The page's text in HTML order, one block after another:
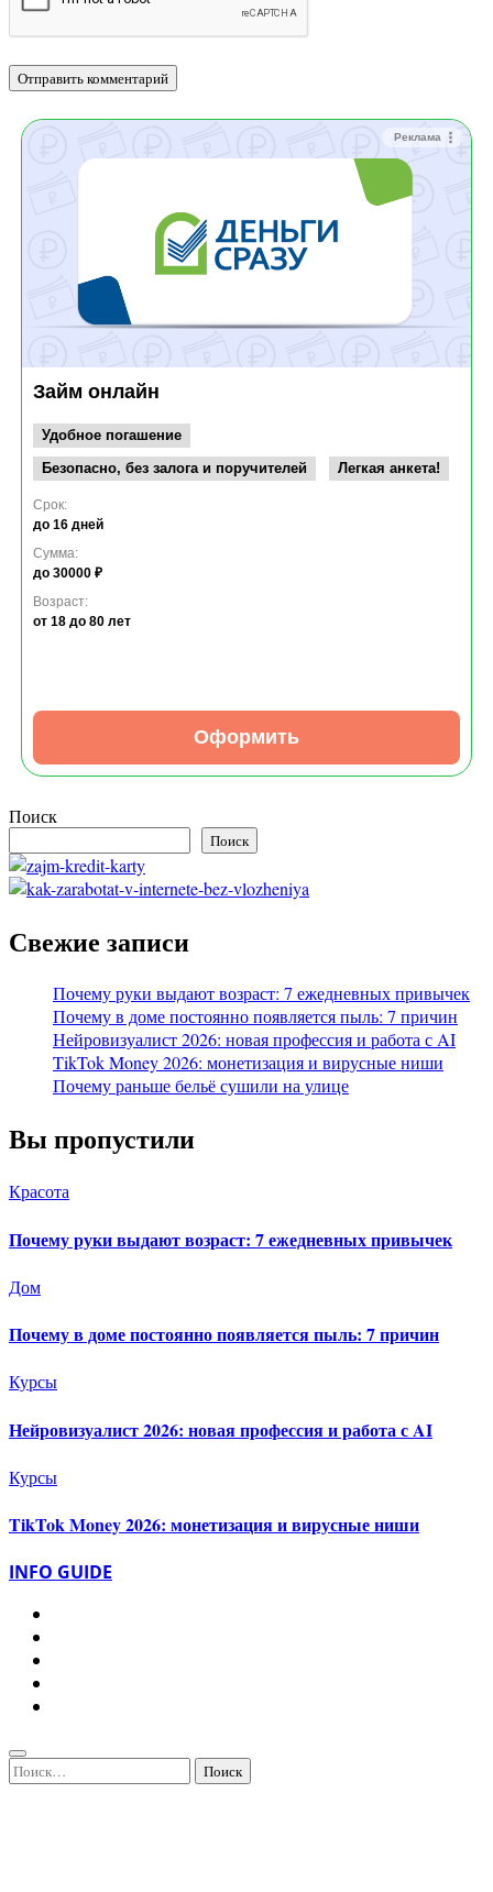
Реклама
Займ онлайн
Удобное погашение
Безопасно, без залога и поручителей
Легкая анкета!
Срок:
до 16 дней
Сумма:
до 30000 ₽
Возраст:
от 18 до 80 лет
Оформить
Поиск
Поиск
Свежие записи
Почему руки выдают возраст: 7 ежедневных привычек
Почему в доме постоянно появляется пыль: 7 причин
Нейровизуалист 2026: новая профессия и работа с AI
TikTok Money 2026: монетизация и вирусные ниши
Почему раньше бельё сушили на улице
Вы пропустили
Красота
Почему руки выдают возраст: 7 ежедневных привычек
Дом
Почему в доме постоянно появляется пыль: 7 причин
Курсы
Нейровизуалист 2026: новая профессия и работа с AI
Курсы
TikTok Money 2026: монетизация и вирусные ниши
INFO GUIDE
Найти: